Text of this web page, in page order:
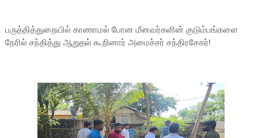
பருத்தித்துறையில் காணாமல் போன மீனவர்களின் குடும்பங்களை
நேரில் சந்தித்து ஆறுதல் கூறினார் அமைச்சர் சந்திரசேகர்!